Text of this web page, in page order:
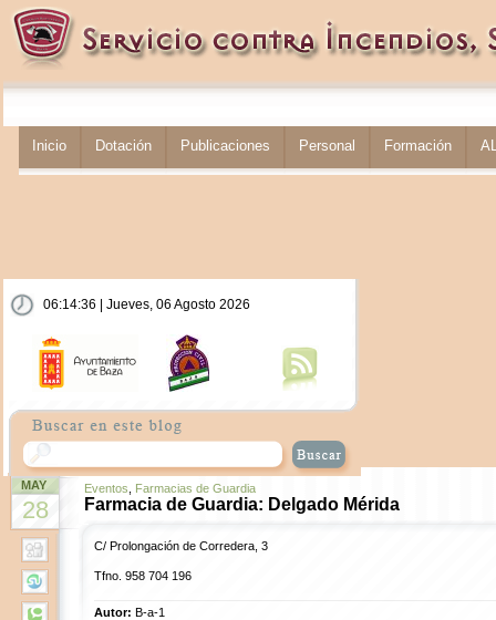
Inicio Dotación Publicaciones Personal Formación
06:14:36 | Jueves, 06 Agosto 2026
MAY
28
Eventos Farmacias de Guardia
Farmacia de Guardia: Delgado Mérida
C/ Prolongación de Corredera, 3
Tfno. 958 704 196
Autor: B-a-1